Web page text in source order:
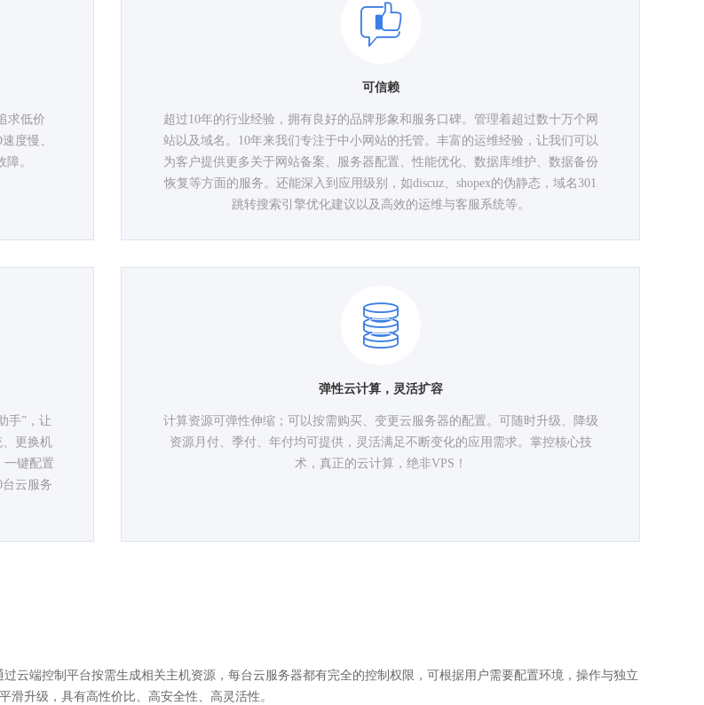
求低价
度慢、
。
可信赖
超过10年的行业经验，拥有良好的品牌形象和服务口碑。管理着超过数十万个网
站以及域名。10年来我们专注于中小网站的托管。丰富的运维经验，让我们可以
为客户提供更多关于网站备案、服务器配置、性能优化、数据库维护、数据备份
恢复等方面的服务。还能深入到应用级别，如discuz、shopex的伪静态，域名301
跳转搜索引擎优化建议以及高效的运维与客服系统等。
手”，让
更换机
一键配置
云服务
弹性云计算，灵活扩容
计算资源可弹性伸缩；可以按需购买、变更云服务器的配置。可随时升级、降级
资源月付、季付、年付均可提供，灵活满足不断变化的应用需求。掌控核心技
术，真正的云计算，绝非VPS！
云端控制平台按需生成相关主机资源，每台云服务器都有完全的控制权限，可根据用户需要配置环境，操作与独立
升级，具有高性价比、高安全性、高灵活性。